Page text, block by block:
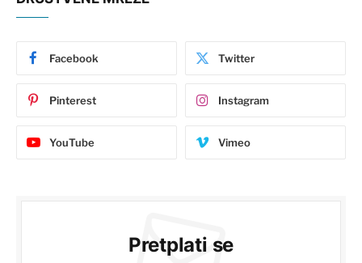
Facebook Twitter
Pinterest Instagram
YouTube Vimeo
Pretplati se